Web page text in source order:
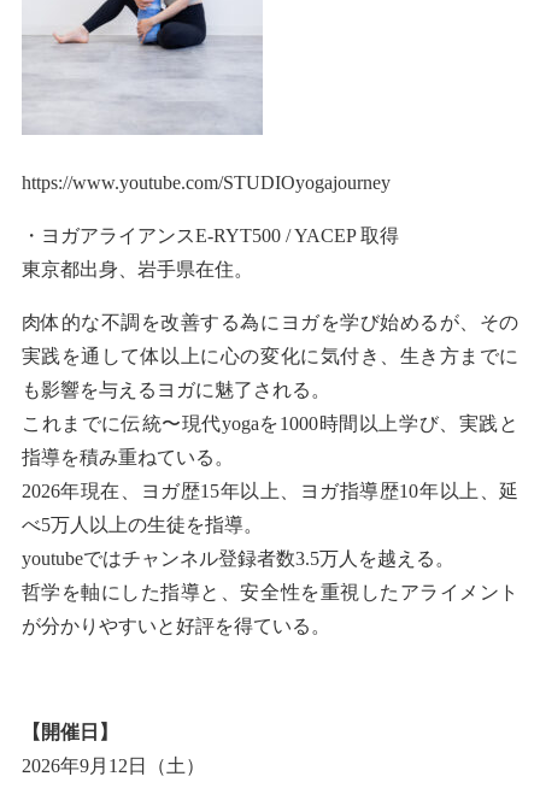
https://www.youtube.com/STUDIOyogajourney
・ヨガアライアンスE-RYT500 / YACEP 取得
東京都出身、岩手県在住。
肉体的な不調を改善する為にヨガを学び始めるが、その
実践を通して体以上に心の変化に気付き、生き方までに
も影響を与えるヨガに魅了される。
これまでに伝統〜現代yogaを1000時間以上学び、実践と
指導を積み重ねている。
2026年現在、ヨガ歴15年以上、ヨガ指導歴10年以上、延
べ5万人以上の生徒を指導。
youtubeではチャンネル登録者数3.5万人を越える。
哲学を軸にした指導と、安全性を重視したアライメント
が分かりやすいと好評を得ている。
【開催日】
2026年9月12日（土）